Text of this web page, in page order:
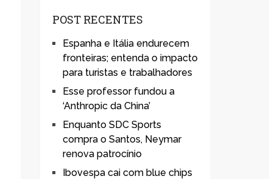
POST RECENTES
Espanha e Itália endurecem
fronteiras; entenda o impacto
para turistas e trabalhadores
Esse professor fundou a
‘Anthropic da China’
Enquanto SDC Sports
compra o Santos, Neymar
renova patrocínio
Ibovespa cai com blue chips